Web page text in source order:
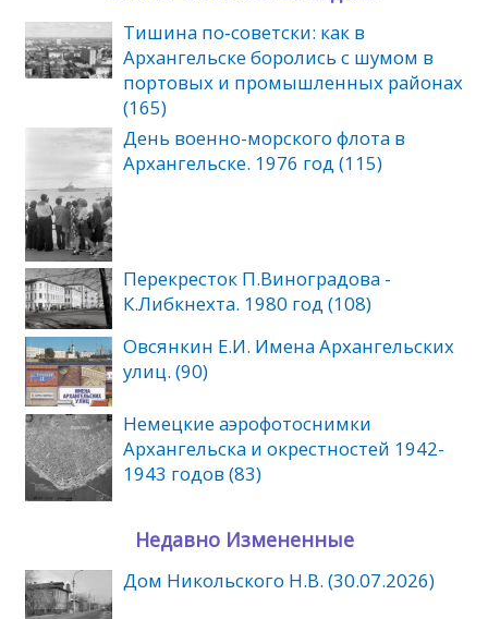
Тишина по‑советски: как в
Архангельске боролись с шумом в
портовых и промышленных районах
(165)
День военно-морского флота в
Архангельске. 1976 год (115)
Перекресток П.Виноградова -
К.Либкнехта. 1980 год (108)
Овсянкин Е.И. Имена Архангельских
улиц. (90)
Немецкие аэрофотоснимки
Архангельска и окрестностей 1942-
1943 годов (83)
Недавно Измененные
Дом Никольского Н.В. (30.07.2026)